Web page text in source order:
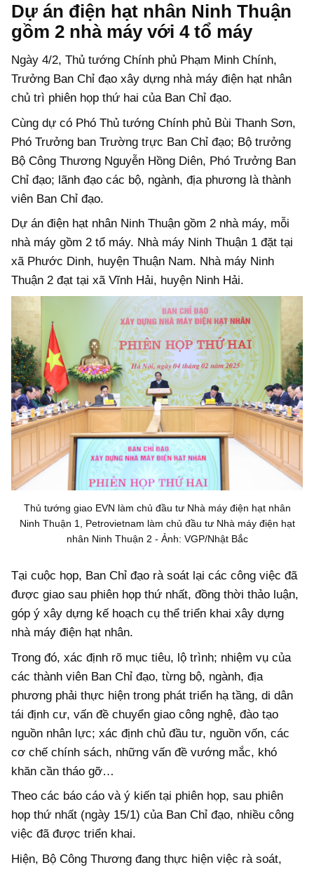
Dự án điện hạt nhân Ninh Thuận
gồm 2 nhà máy với 4 tổ máy
Ngày 4/2, Thủ tướng Chính phủ Phạm Minh Chính,
Trưởng Ban Chỉ đạo xây dựng nhà máy điện hạt nhân
chủ trì phiên họp thứ hai của Ban Chỉ đạo.
Cùng dự có Phó Thủ tướng Chính phủ Bùi Thanh Sơn,
Phó Trưởng ban Trường trực Ban Chỉ đạo; Bộ trưởng
Bộ Công Thương Nguyễn Hồng Diên, Phó Trưởng Ban
Chỉ đạo; lãnh đạo các bộ, ngành, địa phương là thành
viên Ban Chỉ đạo.
Dự án điện hạt nhân Ninh Thuận gồm 2 nhà máy, mỗi
nhà máy gồm 2 tổ máy. Nhà máy Ninh Thuận 1 đặt tại
xã Phước Dinh, huyện Thuận Nam. Nhà máy Ninh
Thuận 2 đạt tại xã Vĩnh Hải, huyện Ninh Hải.
Thủ tướng giao EVN làm chủ đầu tư Nhà máy điện hạt nhân
Ninh Thuận 1, Petrovietnam làm chủ đầu tư Nhà máy điện hạt
nhân Ninh Thuận 2 - Ảnh: VGP/Nhật Bắc
Tại cuộc họp, Ban Chỉ đạo rà soát lại các công việc đã
được giao sau phiên họp thứ nhất, đồng thời thảo luận,
góp ý xây dựng kế hoạch cụ thể triển khai xây dựng
nhà máy điện hạt nhân.
Trong đó, xác định rõ mục tiêu, lộ trình; nhiệm vụ của
các thành viên Ban Chỉ đạo, từng bộ, ngành, địa
phương phải thực hiện trong phát triển hạ tầng, di dân
tái định cư, vấn đề chuyển giao công nghệ, đào tạo
nguồn nhân lực; xác định chủ đầu tư, nguồn vốn, các
cơ chế chính sách, những vấn đề vướng mắc, khó
khăn cần tháo gỡ…
Theo các báo cáo và ý kiến tại phiên họp, sau phiên
họp thứ nhất (ngày 15/1) của Ban Chỉ đạo, nhiều công
việc đã được triển khai.
Hiện, Bộ Công Thương đang thực hiện việc rà soát,